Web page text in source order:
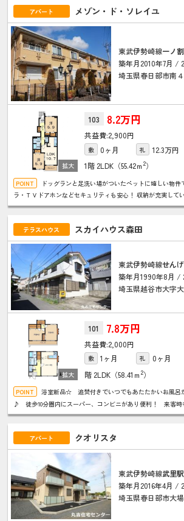
アパート メゾン・ド・ソレイユ
東武伊勢崎線一ノ
築年月2010年7月 /
埼玉県春日部市南
103 8.2万円
2,900円
敷 0ヶ月 礼
12.3万円
1階 2LDK（55.42ｍ 2）
ドッグランと足洗い場がついたペットに嬉しい物
ラ・ＴＶドアホンなどセキュリティも安心！ 収納が充実して
ります！ ＮＵＲＯ光が無料で使え経済的！南向きで日当たり
テラスハウス スカイハウス森田
東武伊勢崎線せん
築年月1990年8月 /
埼玉県越谷市大字
101 7.8万円
2,000円
敷 1ヶ月 礼
0ヶ月
階 2LDK（58.41ｍ 2）
浴室新品☆ 追焚付きでいつでもあたたかいお風呂
♪ 徒歩10分圏内にスーパー、コンビニがあり便利！ 来客時
アホン付きです☆ ★お問い合わせは丸吉住宅センターまで★
アパート クオリスタ
東武伊勢崎線武里駅
築年月2016年4月 /
埼玉県春日部市大場